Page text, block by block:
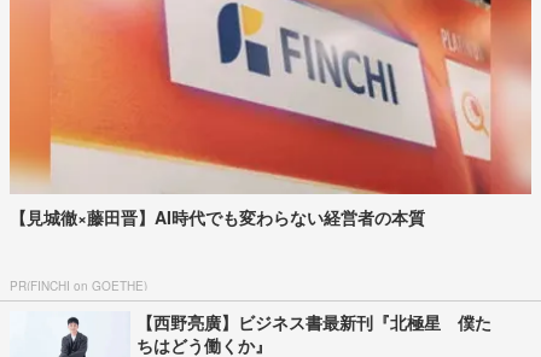
【見城徹×藤田晋】AI時代でも変わらない経営者の本質
PR(FINCHI on GOETHE)
【西野亮廣】ビジネス書最新刊『北極星 僕た
ちはどう働くか』